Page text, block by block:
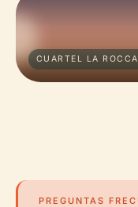
CUARTEL LA
PREGUNTAS